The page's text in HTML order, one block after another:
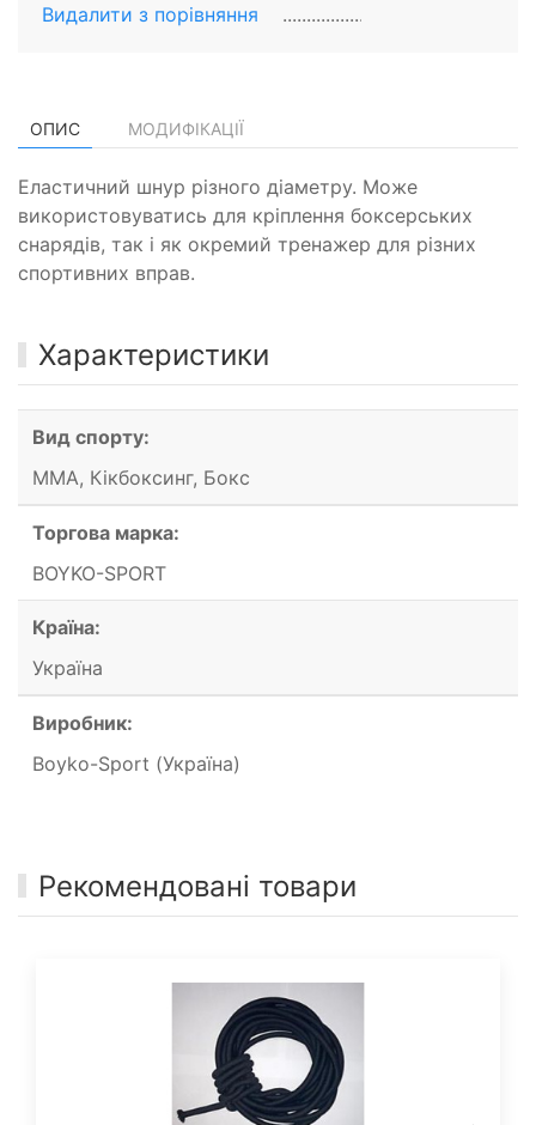
Видалити з порiвняння
ОПИС МОДИФІКАЦІЇ
Еластичний шнур різного діаметру. Може
використовуватись для кріплення боксерських
снарядів, так і як окремий тренажер для різних
спортивних вправ.
Характеристики
Вид спорту:
ММА, Кікбоксинг, Бокс
Торгова марка:
BOYKO-SPORT
Країна:
Україна
Виробник:
Boyko-Sport (Україна)
Рекомендовані товари